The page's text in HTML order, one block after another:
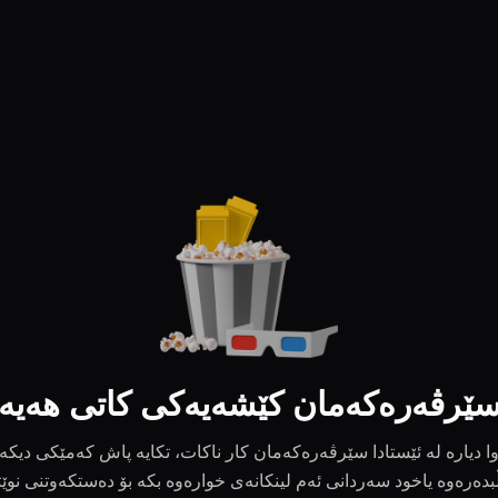
کێشەیەکی کاتی
وا دیارە لە ئێستادا سێرڤەرەکەمان کار ناکات، تکایە پاش کەمێکی دیکە
یاخود سەردانی ئەم لینکانەی خوارەوە بکە بۆ دەستکەوتنی